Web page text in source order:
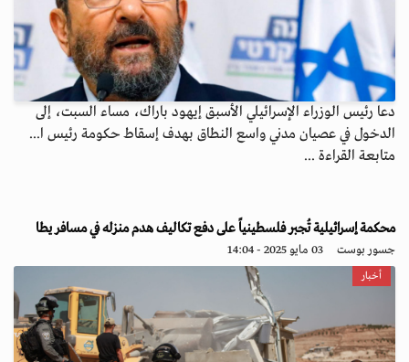
دعا رئيس الوزراء الإسرائيلي الأسبق إيهود باراك، مساء السبت، إلى
الدخول في عصيان مدني واسع النطاق بهدف إسقاط حكومة رئيس ا...
متابعة القراءة ...
محكمة إسرائيلية تُجبر فلسطينياً على دفع تكاليف هدم منزله في مسافر يطا
جسور بوست 03 مايو 2025 - 14:04
أخبار